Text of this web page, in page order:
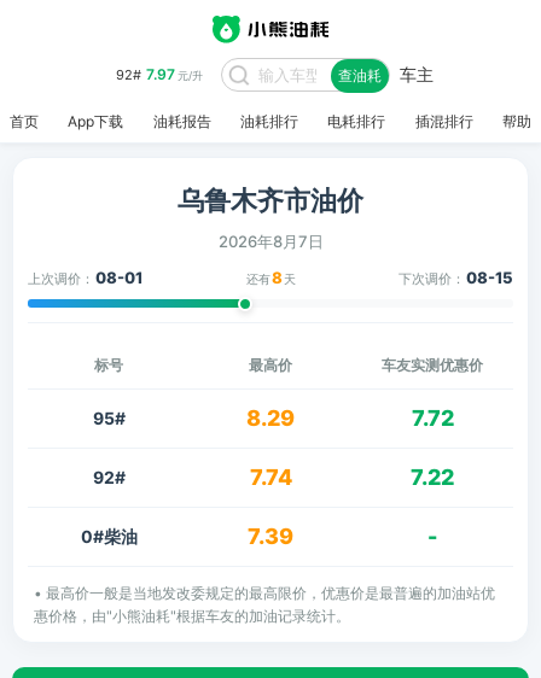
92# 7.97元/升 查油耗 车主
首页 App下载 油耗报告 油耗排行 电耗排行 插混排行 帮助
乌鲁木齐市油价
2026年8月7日
上次调价： 08-01 还有8 天 下次调价： 08-15
标号 最高价 车友实测优惠价
95# 8.29 7.72
92# 7.74 7.22
0#柴油 7.39 -
• 最高价一般是当地发改委规定的最高限价，优惠价是最普遍的加油站优
惠价格，由"小熊油耗"根据车友的加油记录统计。